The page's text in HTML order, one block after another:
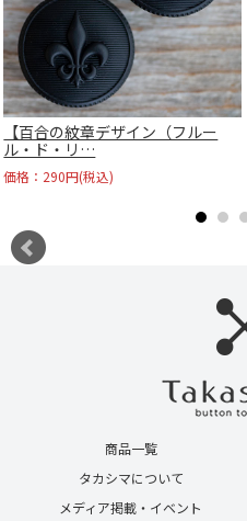
【百合の紋章デザイン（フルー
ル・ド・リ…
価格：290円(税込)
商品一覧
タカシマについて
メディア掲載・イベント